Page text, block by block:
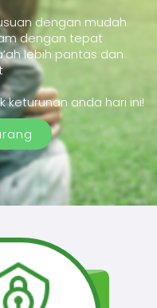
dengan mudah
dengan tepat
lebih pantas dan
keturunan anda hari ini!